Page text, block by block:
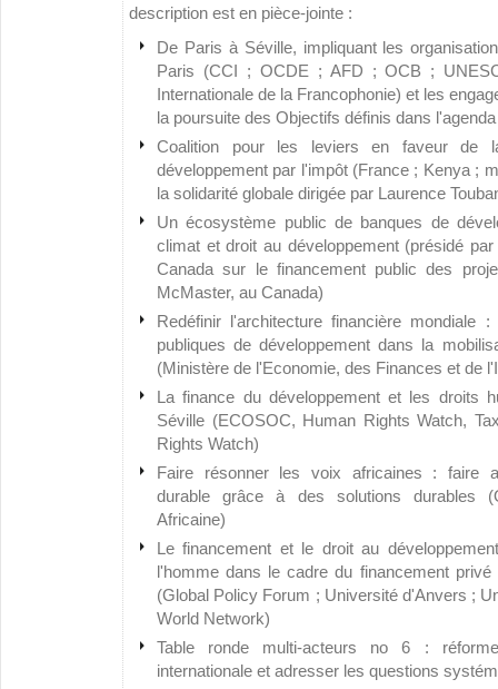
description est en pièce-jointe :
De Paris à Séville, impliquant les
Paris (CCI ; OCDE ; AFD ; OCB ;
Internationale de la Francophonie) et les
la poursuite des Objectifs définis dans
Coalition pour les leviers en faveur de
développement par l'impôt (France ; Kenya ;
la solidarité globale dirigée par Laurence
Un écosystème public de banques de
climat et droit au développement (présidé
Canada sur le financement public des
McMaster, au Canada)
Redéfinir l'architecture financière mondiale
publiques de développement dans la
(Ministère de l'Economie, des Finances et de
La finance du développement et les droits
Séville (ECOSOC, Human Rights Watch,
Rights Watch)
Faire résonner les voix africaines : faire
durable grâce à des solutions durables
Africaine)
Le financement et le droit au
l'homme dans le cadre du financement privé
(Global Policy Forum ; Université d'Anvers ;
World Network)
Table ronde multi-acteurs no 6 :
internationale et adresser les questions